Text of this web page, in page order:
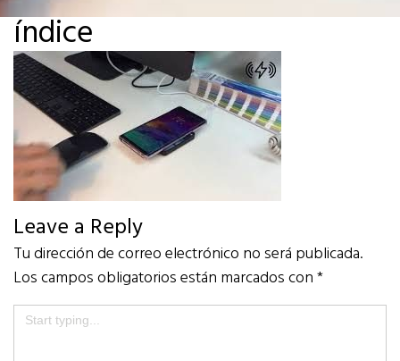
índice
Leave a Reply
Tu dirección de correo electrónico no será publicada.
Los campos obligatorios están marcados con*